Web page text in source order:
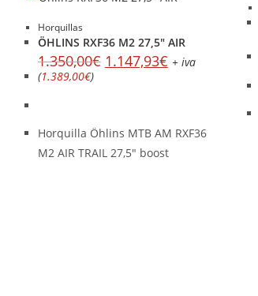
Horquillas
ÖHLINS RXF36 M2 27,5″ AIR
1.350,00€ 1.147,93€ + iva
(1.389,00€)
Horquilla Öhlins MTB AM RXF36
M2 AIR TRAIL 27,5" boost